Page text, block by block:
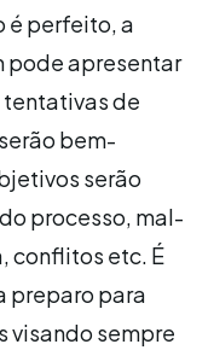
é perfeito, a
pode apresentar
de
bem-
serão
processo, mal-
conflitos etc. É
preparo para
visando sempre